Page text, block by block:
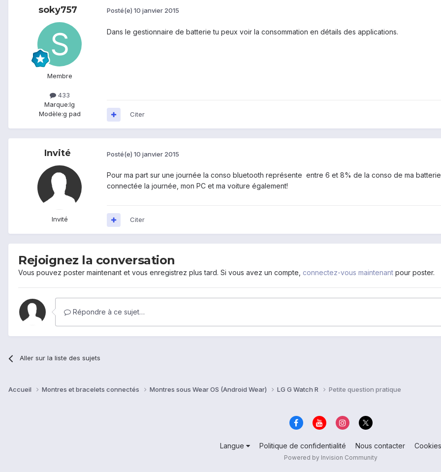
soky757
Membre
433
Marque:lg
Modèle:g pad
Posté(e) 10 janvier 2015
Dans le gestionnaire de batterie tu peux voir la consommation en détails des applications.
Citer
Invité
Invité
Posté(e) 10 janvier 2015
Pour ma part sur une journée la conso bluetooth représente entre 6 et 8% de la conso de ma
connectée la journée, mon PC et ma voiture également!
Citer
Rejoignez la conversation
Vous pouvez poster maintenant et vous enregistrez plus tard. Si vous avez un compte, connectez-vous maintenant pour poster.
Répondre à ce sujet…
Aller sur la liste des sujets
Accueil Montres et bracelets connectés Montres sous Wear OS (Android Wear) LG G Watch R Petite question pratique
Langue Politique de confidentialité Nous contacter Cookies
Powered by Invision Community